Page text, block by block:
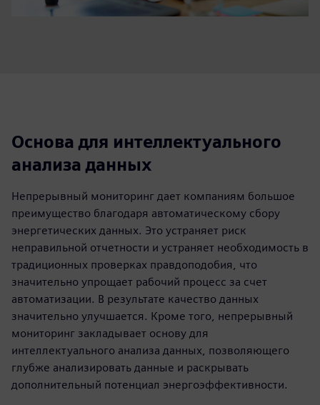
Основа для интеллектуального
анализа данных
Непрерывный мониторинг дает компаниям большое
преимущество благодаря автоматическому сбору
энергетических данных. Это устраняет риск
неправильной отчетности и устраняет необходимость в
традиционных проверках правдоподобия, что
значительно упрощает рабочий процесс за счет
автоматизации. В результате качество данных
значительно улучшается. Кроме того, непрерывный
мониторинг закладывает основу для
интеллектуального анализа данных, позволяющего
глубже анализировать данные и раскрывать
дополнительный потенциал энергоэффективности.